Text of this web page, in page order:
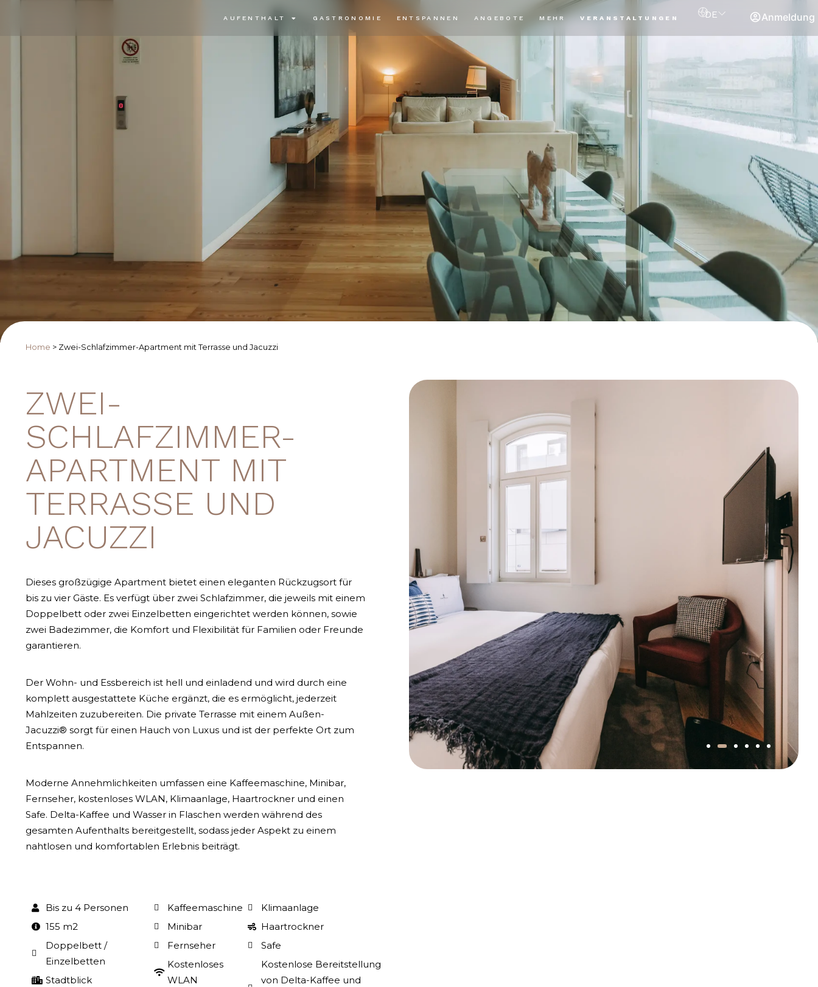
AUFENTHALT GASTRONOMIE ENTSPANNEN ANGEBOTE MEHR VERANSTALTUNGEN DE Anmeldung
Home > Zwei-Schlafzimmer-Apartment mit Terrasse und Jacuzzi
ZWEI-
SCHLAFZIMMER-
APARTMENT MIT
TERRASSE UND
JACUZZI
Dieses großzügige Apartment bietet einen eleganten Rückzugsort für
bis zu vier Gäste. Es verfügt über zwei Schlafzimmer, die jeweils mit einem
Doppelbett oder zwei Einzelbetten eingerichtet werden können, sowie
zwei Badezimmer, die Komfort und Flexibilität für Familien oder Freunde
garantieren.
Der Wohn- und Essbereich ist hell und einladend und wird durch eine
komplett ausgestattete Küche ergänzt, die es ermöglicht, jederzeit
Mahlzeiten zuzubereiten. Die private Terrasse mit einem Außen-
Jacuzzi® sorgt für einen Hauch von Luxus und ist der perfekte Ort zum
Entspannen.
Moderne Annehmlichkeiten umfassen eine Kaffeemaschine, Minibar,
Fernseher, kostenloses WLAN, Klimaanlage, Haartrockner und einen
Safe. Delta-Kaffee und Wasser in Flaschen werden während des
gesamten Aufenthalts bereitgestellt, sodass jeder Aspekt zu einem
nahtlosen und komfortablen Erlebnis beiträgt.
Bis zu 4 Personen
155 m2
Doppelbett /
Einzelbetten
Stadtblick
Kaffeemaschine
Minibar
Fernseher
Kostenloses
WLAN
Klimaanlage
Haartrockner
Safe
Kostenlose Bereitstellung
von Delta-Kaffee und